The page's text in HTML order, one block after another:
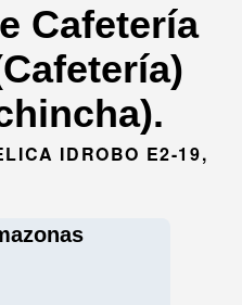
Cafetería
IDROBO E2-19,